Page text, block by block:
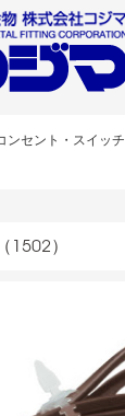
ンセント・スイッチ
1502）